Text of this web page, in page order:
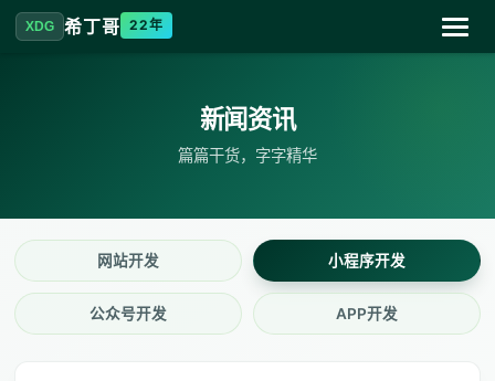
XDG 希丁哥 22年
新闻资讯
新闻资讯
篇篇干货，字字精华
网站开发 小程序开发
公众号开发 APP开发